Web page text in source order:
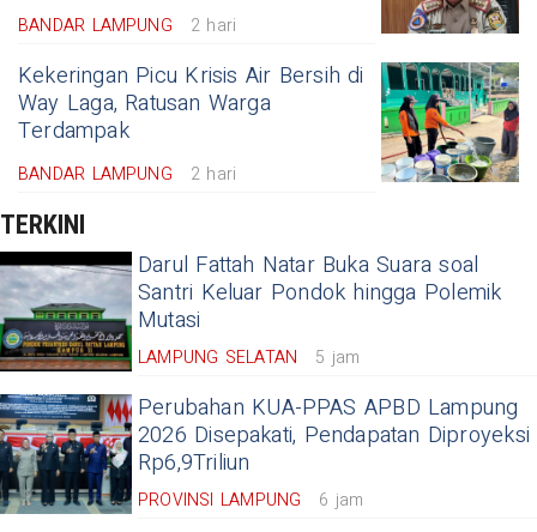
BANDAR LAMPUNG 2 hari
Kekeringan Picu Krisis Air Bersih di
Way Laga, Ratusan Warga
Terdampak
BANDAR LAMPUNG 2 hari
TERKINI
Darul Fattah Natar Buka Suara soal
Santri Keluar Pondok hingga Polemik
Mutasi
LAMPUNG SELATAN 5 jam
Perubahan KUA-PPAS APBD Lampung
2026 Disepakati, Pendapatan Diproyeksi
Rp6,9Triliun
PROVINSI LAMPUNG 6 jam